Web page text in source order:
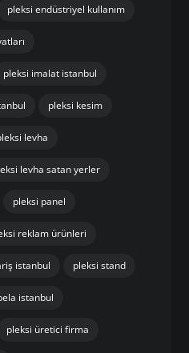
pleksi endüstriyel kullanım
pleksi imalat istanbul
pleksi kesim
levha
levha satan yerler
pleksi panel
reklam ürünleri
istanbul pleksi stand
istanbul
pleksi üretici firma